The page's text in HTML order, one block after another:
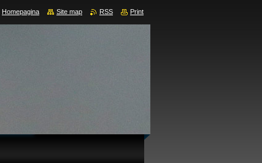
Homepagina Site map RSS Print